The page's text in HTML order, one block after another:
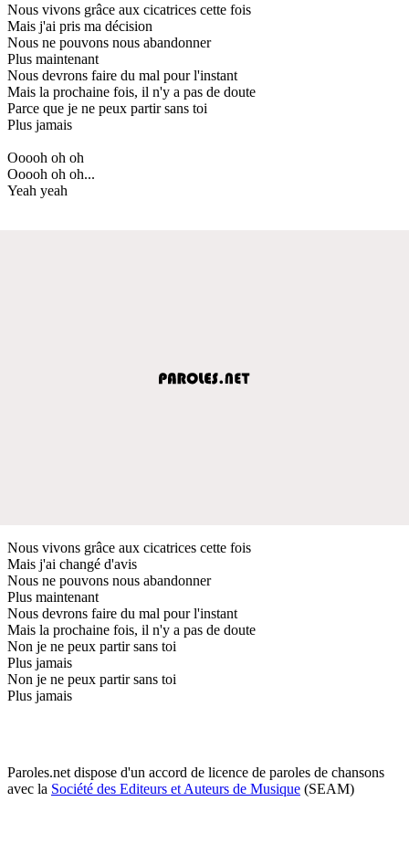
Nous vivons grâce aux cicatrices cette fois
Mais j'ai pris ma décision
Nous ne pouvons nous abandonner
Plus maintenant
Nous devrons faire du mal pour l'instant
Mais la prochaine fois, il n'y a pas de doute
Parce que je ne peux partir sans toi
Plus jamais
Ooooh oh oh
Ooooh oh oh...
Yeah yeah
Nous vivons grâce aux cicatrices cette fois
Mais j'ai changé d'avis
Nous ne pouvons nous abandonner
Plus maintenant
Nous devrons faire du mal pour l'instant
Mais la prochaine fois, il n'y a pas de doute
Non je ne peux partir sans toi
Plus jamais
Non je ne peux partir sans toi
Plus jamais
Paroles.net dispose d'un accord de licence de paroles de chansons
avec la Société des Editeurs et Auteurs de Musique (SEAM)